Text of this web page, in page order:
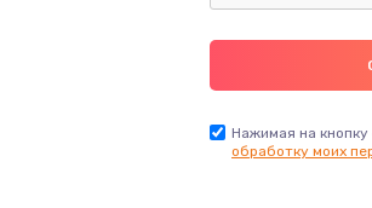
Нажимая на
обработку моих